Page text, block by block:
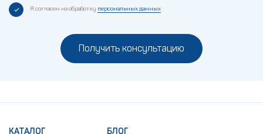
Я согласен на обработку персональных данных
Получить консультацию
КАТАЛОГ БЛОГ